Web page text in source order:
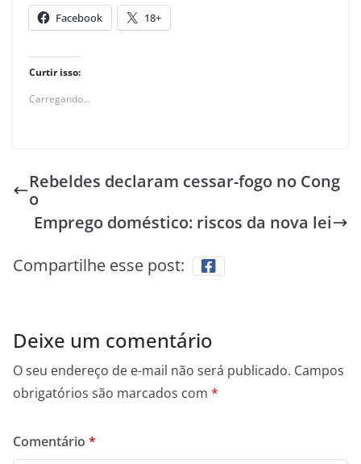
Facebook 18+
Curtir isso:
Carregando...
Rebeldes declaram cessar-fogo no Cong
o
Emprego doméstico: riscos da nova lei
Compartilhe esse post:
Deixe um comentário
O seu endereço de e-mail não será publicado. Campos
obrigatórios são marcados com *
Comentário *